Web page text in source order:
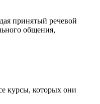
принятый речевой
общения,
курсы, которых они